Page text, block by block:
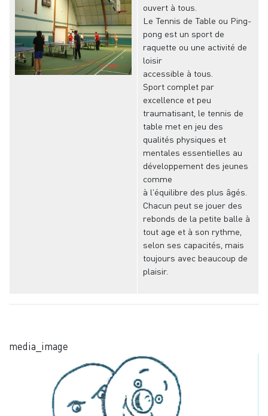
ouvert à tous.
Le Tennis de Table ou Ping-
pong est un sport de
raquette ou une activité de
loisir
accessible à tous.
Sport complet par
excellence et peu
traumatisant, le tennis de
table met en jeu des
qualités physiques et
mentales essentielles au
développement des jeunes
comme
à l'équilibre des plus âgés.
Chacun peut se jouer des
rebonds de la petite balle à
tout age et à son rythme,
selon ses capacités, mais
toujours avec beaucoup de
plaisir.
media_image